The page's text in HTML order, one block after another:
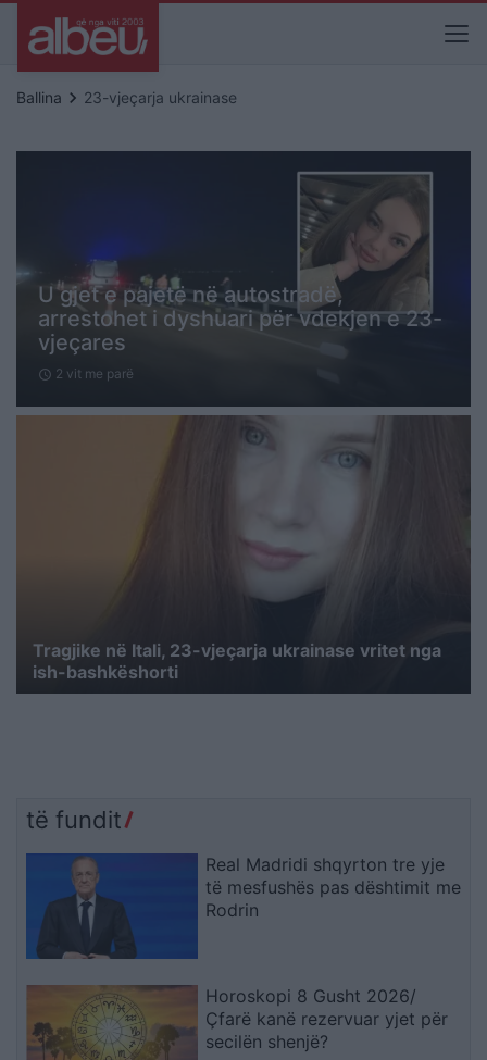
Ballina keyboard_arrow_right 23-vjeçarja ukrainase
U gjet e pajetë në autostradë,
arrestohet i dyshuari për vdekjen e 23-
vjeçares
schedule 2 vit me parë
Tragjike në Itali, 23-vjeçarja ukrainase vritet nga
ish-bashkëshorti
të fundit
Real Madridi shqyrton tre yje
të mesfushës pas dështimit me
Rodrin
Horoskopi 8 Gusht 2026/
Çfarë kanë rezervuar yjet për
secilën shenjë?